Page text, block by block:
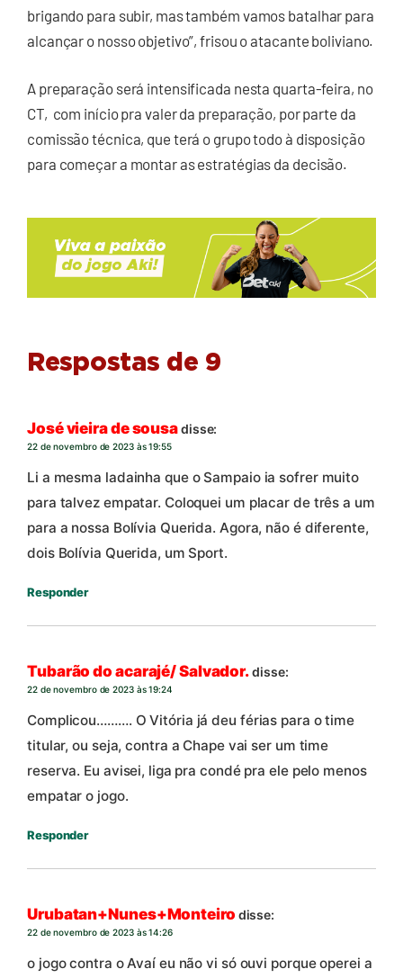
brigando para subir, mas também vamos batalhar para
alcançar o nosso objetivo”, frisou o atacante boliviano.
A preparação será intensificada nesta quarta-feira, no
CT, com início pra valer da preparação, por parte da
comissão técnica, que terá o grupo todo à disposição
para começar a montar as estratégias da decisão.
Respostas de 9
José vieira de sousadisse:
22 de novembro de 2023 às 19:55
Li a mesma ladainha que o Sampaio ia sofrer muito
para talvez empatar. Coloquei um placar de três a um
para a nossa Bolívia Querida. Agora, não é diferente,
dois Bolívia Querida, um Sport.
Responder
Tubarão do acarajé/ Salvador.disse:
22 de novembro de 2023 às 19:24
Complicou………. O Vitória já deu férias para o time
titular, ou seja, contra a Chape vai ser um time
reserva. Eu avisei, liga pra condé pra ele pelo menos
empatar o jogo.
Responder
Urubatan+Nunes+Monteiro disse:
22 de novembro de 2023 às 14:26
o jogo contra o Avaí eu não vi só ouvi porque operei a